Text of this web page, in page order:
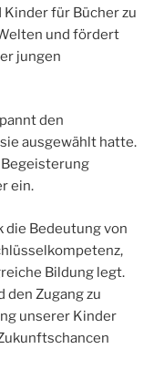
Kinder für Bücher zu
und fördert
jungen
den
ausgewählt hatte.
ein.
Bedeutung von
Bildung legt.
den Zugang zu
unserer Kinder